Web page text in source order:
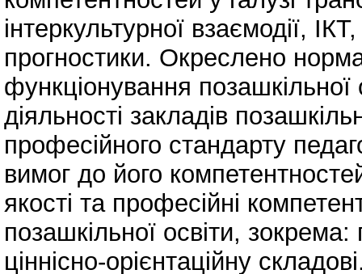
інтеркультурної взаємодії,
прогностики. Окреслено
функціонування позашкільної
діяльності закладів
професійного стандарту
вимог до його
якості та професійні
позашкільної освіти,
ціннісно-орієнтаційну